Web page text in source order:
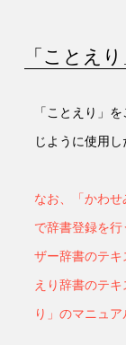
「ことえ
「ことえり」
じように使用
なお、「かわ
で辞書登録を
ザー辞書のテ
えり辞書のテ
り」のマニュア